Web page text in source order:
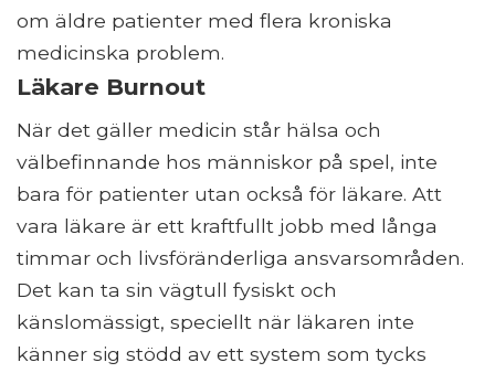
om äldre patienter med flera kroniska
medicinska problem.
Läkare Burnout
När det gäller medicin står hälsa och
välbefinnande hos människor på spel, inte
bara för patienter utan också för läkare. Att
vara läkare är ett kraftfullt jobb med långa
timmar och livsföränderliga ansvarsområden.
Det kan ta sin vägtull fysiskt och
känslomässigt, speciellt när läkaren inte
känner sig stödd av ett system som tycks